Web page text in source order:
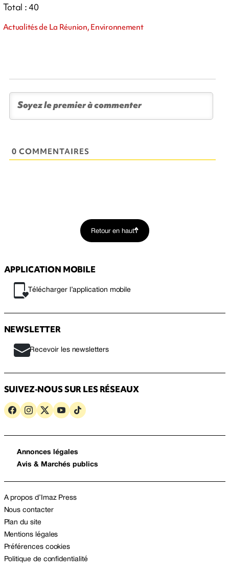
Total : 40
Actualités de La Réunion, Environnement
0 COMMENTAIRES
Retour en haut
APPLICATION MOBILE
Télécharger l’application mobile
NEWSLETTER
Recevoir les newsletters
SUIVEZ-NOUS SUR LES RÉSEAUX
Annonces légales
Avis & Marchés publics
A propos d’Imaz Press
Nous contacter
Plan du site
Mentions légales
Préférences cookies
Politique de confidentialité